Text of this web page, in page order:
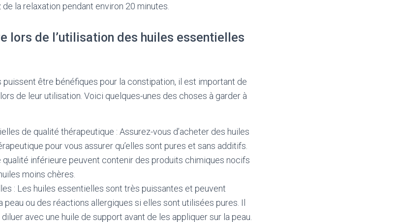
la relaxation pendant environ 20 minutes.
lors de l’utilisation des huiles essentielles
puissent être bénéfiques pour la constipation, il est important de
de leur utilisation. Voici quelques-unes des choses à garder à
de qualité thérapeutique : Assurez-vous d’acheter des huiles
pour vous assurer qu’elles sont pures et sans additifs.
qualité inférieure peuvent contenir des produits chimiques nocifs
moins chères.
: Les huiles essentielles sont très puissantes et peuvent
peau ou des réactions allergiques si elles sont utilisées pures. Il
avec une huile de support avant de les appliquer sur la peau.